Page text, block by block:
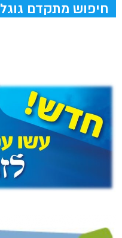
חיפוש מתקדם גוגל